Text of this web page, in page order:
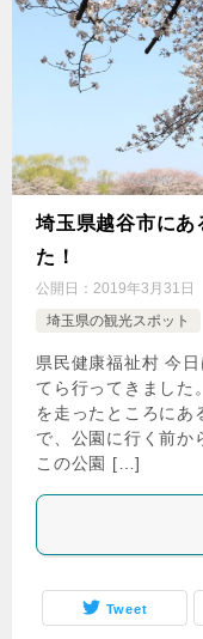
埼玉県越谷市にあ
た！
公開日： 2019年3月31日
埼玉県の観光スポット
県民健康福祉村 今
てら行ってきました
を走ったところにあ
で、公園に行く前か
この公園 […]
Tweet